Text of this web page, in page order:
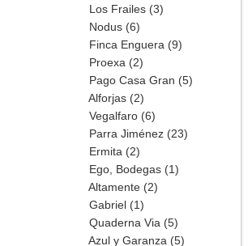
Los Frailes (3)
Nodus (6)
Finca Enguera (9)
Proexa (2)
Pago Casa Gran (5)
Alforjas (2)
Vegalfaro (6)
Parra Jiménez (23)
Ermita (2)
Ego, Bodegas (1)
Altamente (2)
Gabriel (1)
Quaderna Via (5)
Azul y Garanza (5)